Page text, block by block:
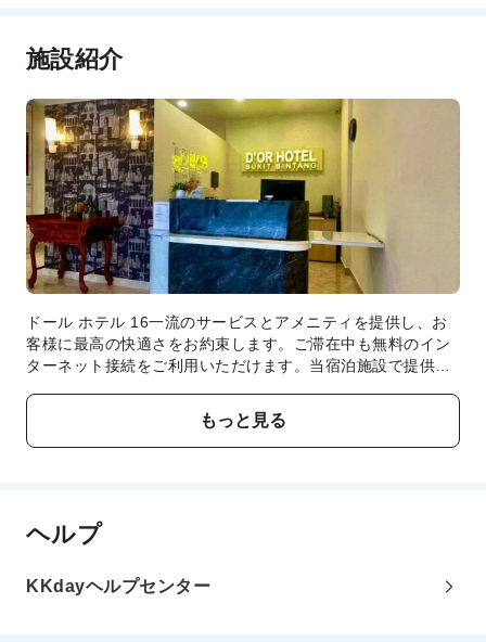
施設紹介
ドール ホテル 16一流のサービスとアメニティを提供し、お
客様に最高の快適さをお約束します。ご滞在中も無料のイン
ターネット接続をご利用いただけます。当宿泊施設で提供さ
を簡単に体験できます。フロントデスクチームは、コンシェ
ルジュサービスなどのアメニティでお客様を親身にサポート
します。 当宿泊施設のチケットサービスを利用すれば、一流
ております。居心地の良さを追求した各客室は、快適さを保
ちながら、静かな眠りをお約束する様々な機能を備えていま
が完備されておりますので、快適な滞在を求めるお客様のニ
もっと見る
ヘルプ
KKdayヘルプセンター